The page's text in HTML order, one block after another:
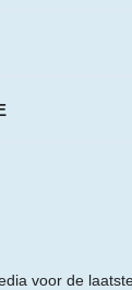
voor de